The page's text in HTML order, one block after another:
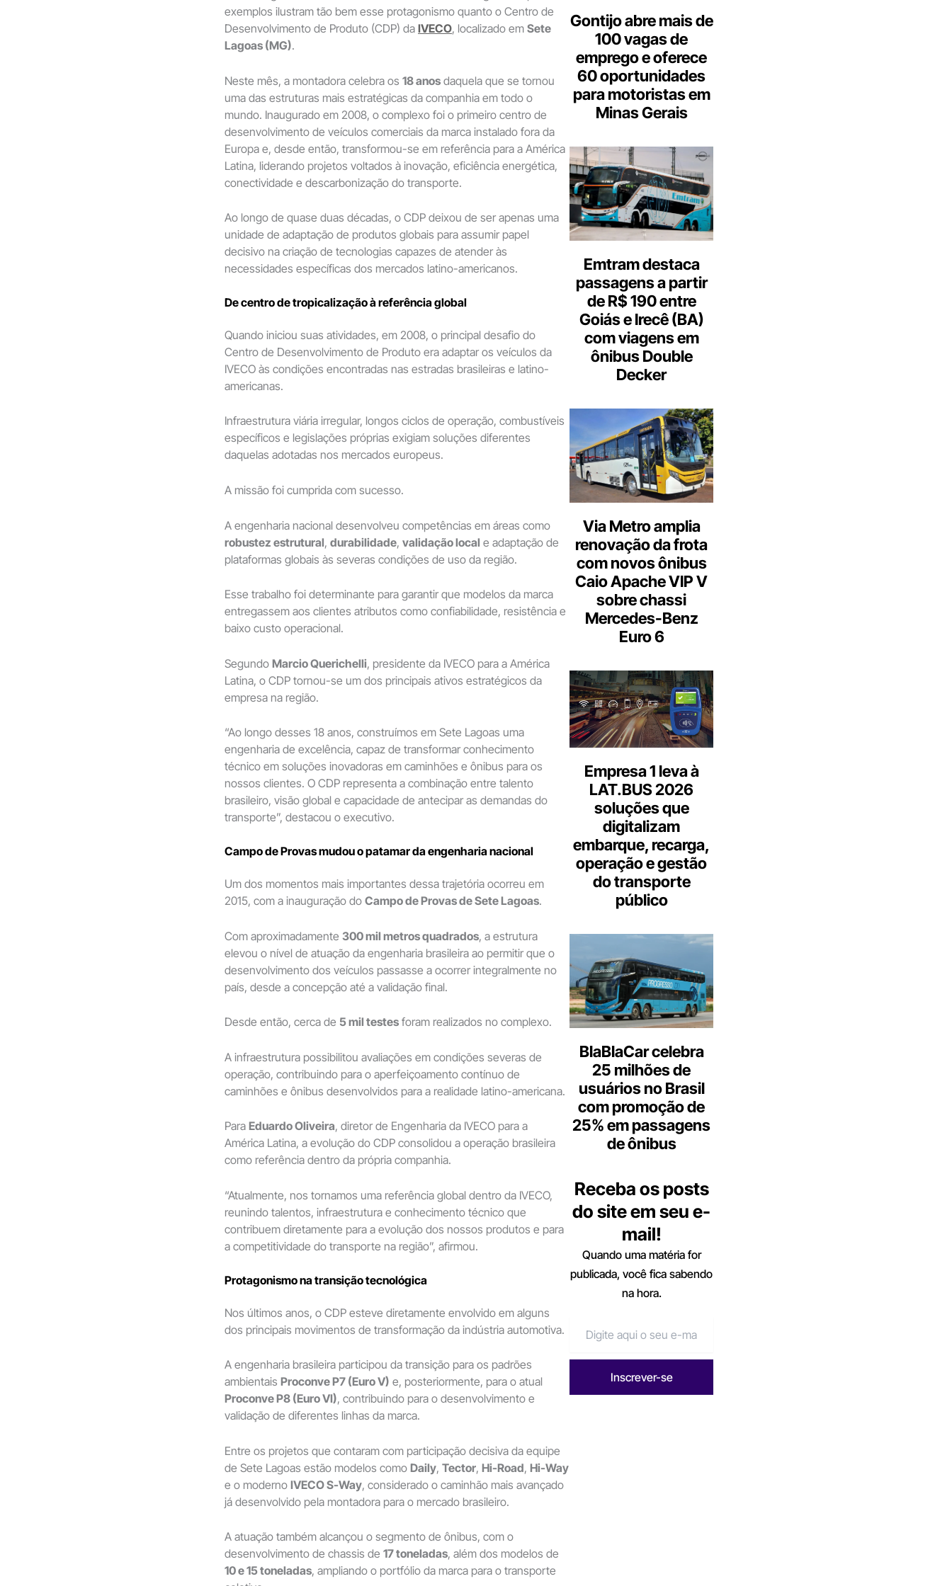
exemplos ilustram tão bem esse protagonismo quanto o Centro de
Desenvolvimento de Produto (CDP) da IVECO, localizado em Sete
Lagoas (MG).
Neste mês, a montadora celebra os 18 anos daquela que se tornou
uma das estruturas mais estratégicas da companhia em todo o
mundo. Inaugurado em 2008, o complexo foi o primeiro centro de
desenvolvimento de veículos comerciais da marca instalado fora da
Europa e, desde então, transformou-se em referência para a América
Latina, liderando projetos voltados à inovação, eficiência energética,
conectividade e descarbonização do transporte.
Ao longo de quase duas décadas, o CDP deixou de ser apenas uma
unidade de adaptação de produtos globais para assumir papel
decisivo na criação de tecnologias capazes de atender às
necessidades específicas dos mercados latino-americanos.
De centro de tropicalização à referência global
Quando iniciou suas atividades, em 2008, o principal desafio do
Centro de Desenvolvimento de Produto era adaptar os veículos da
IVECO às condições encontradas nas estradas brasileiras e latino-
americanas.
Infraestrutura viária irregular, longos ciclos de operação, combustíveis
específicos e legislações próprias exigiam soluções diferentes
daquelas adotadas nos mercados europeus.
A missão foi cumprida com sucesso.
A engenharia nacional desenvolveu competências em áreas como
robustez estrutural, durabilidade, validação local e adaptação de
plataformas globais às severas condições de uso da região.
Esse trabalho foi determinante para garantir que modelos da marca
entregassem aos clientes atributos como confiabilidade, resistência e
baixo custo operacional.
Segundo Marcio Querichelli, presidente da IVECO para a América
Latina, o CDP tornou-se um dos principais ativos estratégicos da
empresa na região.
“Ao longo desses 18 anos, construímos em Sete Lagoas uma
engenharia de excelência, capaz de transformar conhecimento
técnico em soluções inovadoras em caminhões e ônibus para os
nossos clientes. O CDP representa a combinação entre talento
brasileiro, visão global e capacidade de antecipar as demandas do
transporte”, destacou o executivo.
Campo de Provas mudou o patamar da engenharia nacional
Um dos momentos mais importantes dessa trajetória ocorreu em
2015, com a inauguração do Campo de Provas de Sete Lagoas.
Com aproximadamente 300 mil metros quadrados, a estrutura
elevou o nível de atuação da engenharia brasileira ao permitir que o
desenvolvimento dos veículos passasse a ocorrer integralmente no
país, desde a concepção até a validação final.
Desde então, cerca de 5 mil testes foram realizados no complexo.
A infraestrutura possibilitou avaliações em condições severas de
operação, contribuindo para o aperfeiçoamento contínuo de
caminhões e ônibus desenvolvidos para a realidade latino-americana.
Para Eduardo Oliveira, diretor de Engenharia da IVECO para a
América Latina, a evolução do CDP consolidou a operação brasileira
como referência dentro da própria companhia.
“Atualmente, nos tornamos uma referência global dentro da IVECO,
reunindo talentos, infraestrutura e conhecimento técnico que
contribuem diretamente para a evolução dos nossos produtos e para
a competitividade do transporte na região”, afirmou.
Protagonismo na transição tecnológica
Nos últimos anos, o CDP esteve diretamente envolvido em alguns
dos principais movimentos de transformação da indústria automotiva.
A engenharia brasileira participou da transição para os padrões
ambientais Proconve P7 (Euro V) e, posteriormente, para o atual
Proconve P8 (Euro VI), contribuindo para o desenvolvimento e
validação de diferentes linhas da marca.
Entre os projetos que contaram com participação decisiva da equipe
de Sete Lagoas estão modelos como Daily, Tector, Hi-Road, Hi-Way
e o moderno IVECO S-Way, considerado o caminhão mais avançado
já desenvolvido pela montadora para o mercado brasileiro.
A atuação também alcançou o segmento de ônibus, com o
desenvolvimento de chassis de 17 toneladas, além dos modelos de
10 e 15 toneladas, ampliando o portfólio da marca para o transporte
Gontijo abre mais de
100 vagas de
emprego e oferece
60 oportunidades
para motoristas em
Minas Gerais
Emtram destaca
passagens a partir
de R$ 190 entre
Goiás e Irecê (BA)
com viagens em
ônibus Double
Decker
Via Metro amplia
renovação da frota
com novos ônibus
Caio Apache VIP V
sobre chassi
Mercedes-Benz
Euro 6
Empresa 1 leva à
LAT.BUS 2026
soluções que
digitalizam
embarque, recarga,
operação e gestão
do transporte
público
BlaBlaCar celebra
25 milhões de
usuários no Brasil
com promoção de
25% em passagens
de ônibus
Receba os posts
do site em seu e-
mail!
Quando uma matéria for
publicada, você fica sabendo
na hora.
Inscrever-se